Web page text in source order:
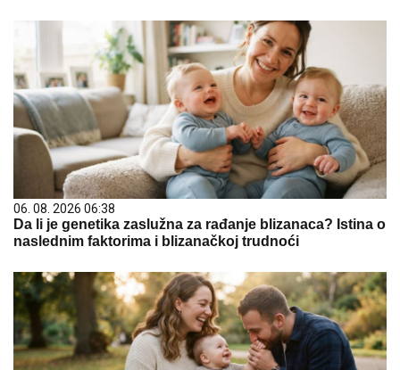
06. 08. 2026 06:38
Da li je genetika zaslužna za rađanje blizanaca? Istina o
naslednim faktorima i blizanačkoj trudnoći